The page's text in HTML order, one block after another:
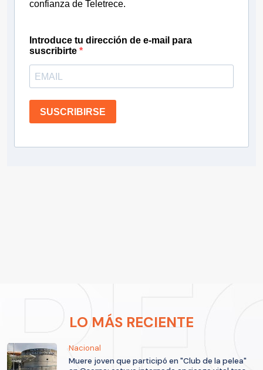
confianza de Teletrece.
Introduce tu dirección de e-mail para
suscribirte
SUSCRIBIRSE
LO MÁS RECIENTE
Nacional
Muere joven que participó en "Club de la pelea"